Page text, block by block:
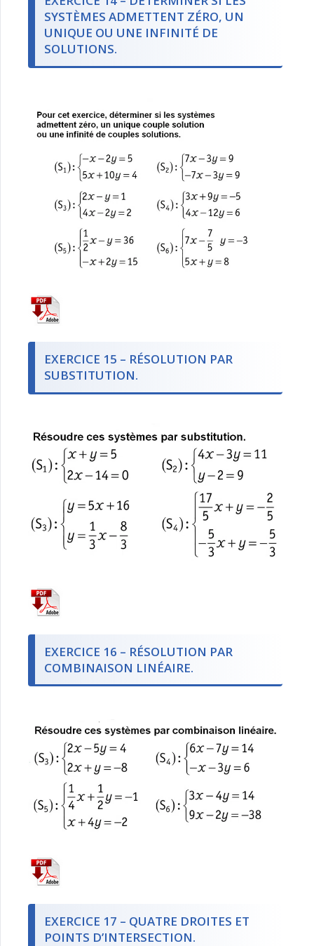
SYSTÈMES ADMETTENT ZÉRO, UN
UNIQUE OU UNE INFINITÉ DE
SOLUTIONS.
EXERCICE 15 – RÉSOLUTION PAR
SUBSTITUTION.
EXERCICE 16 – RÉSOLUTION PAR
COMBINAISON LINÉAIRE.
EXERCICE 17 – QUATRE DROITES ET
POINTS D’INTERSECTION.